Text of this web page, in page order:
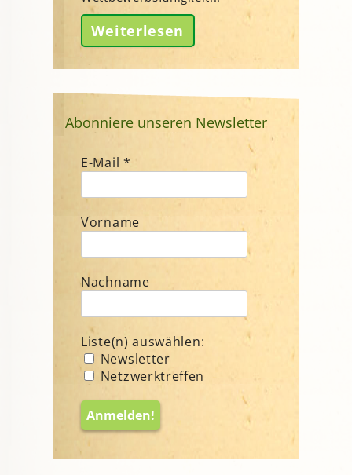
Weiterlesen
Abonniere unseren Newsletter
E-Mail *
Vorname
Nachname
Liste(n) auswählen:
Newsletter
Netzwerktreffen